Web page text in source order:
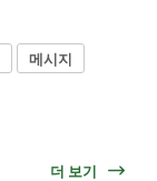
메시지
더 보기